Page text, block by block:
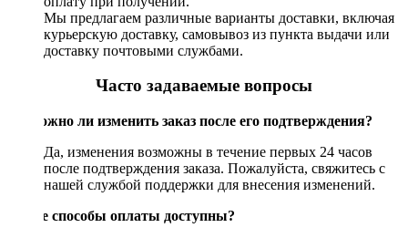
Мы предлагаем различные варианты доставки, включая
курьерскую доставку, самовывоз из пункта выдачи или
доставку почтовыми службами.
Часто задаваемые вопросы
Возможно ли изменить заказ после его подтверждения?
Да, изменения возможны в течение первых 24 часов
после подтверждения заказа. Пожалуйста, свяжитесь с
нашей службой поддержки для внесения изменений.
Какие способы оплаты доступны?